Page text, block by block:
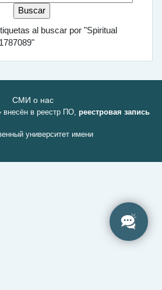
al buscar por "Spiritual
СМИ о нас
внесён в реестр ПО, реестровая запись
университет имени